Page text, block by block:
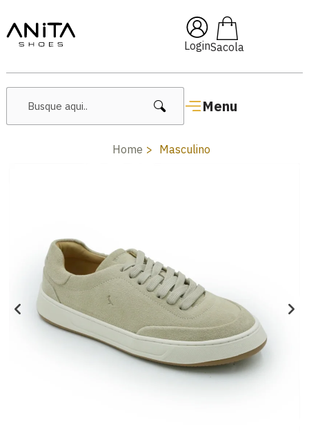
Login
Menu
🔥 Lançamentos Femininos
Home Masculino